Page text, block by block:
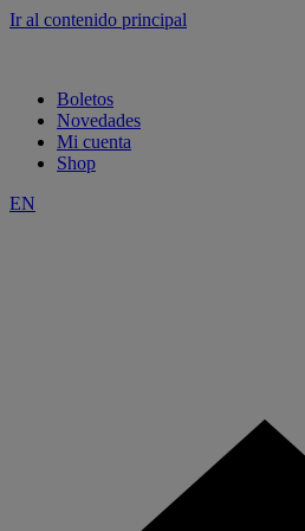
Ir al contenido principal
Boletos
Novedades
Mi cuenta
Shop
EN